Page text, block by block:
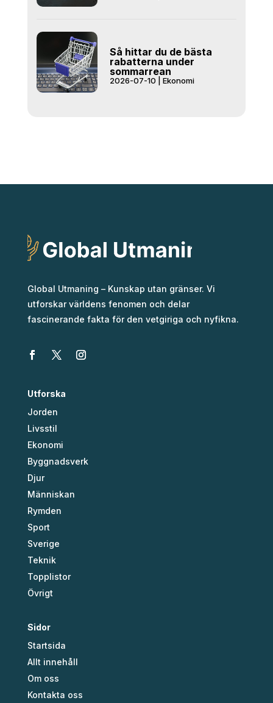
Så hittar du de bästa
rabatterna under
sommarrean
2026-07-10 Ekonomi
Global Utmaning – Kunskap utan gränser. Vi
utforskar världens fenomen och delar
fascinerande fakta för den vetgiriga och nyfikna.
Utforska
Jorden
Livsstil
Ekonomi
Byggnadsverk
Djur
Människan
Rymden
Sport
Sverige
Teknik
Topplistor
Övrigt
Sidor
Startsida
Allt innehåll
Om oss
Kontakta oss